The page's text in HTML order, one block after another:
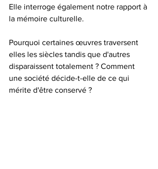
Elle interroge également notre rapport à
la mémoire culturelle.
Pourquoi certaines œuvres traversent
elles les siècles tandis que d'autres
disparaissent totalement ? Comment
une société décide-t-elle de ce qui
mérite d'être conservé ?